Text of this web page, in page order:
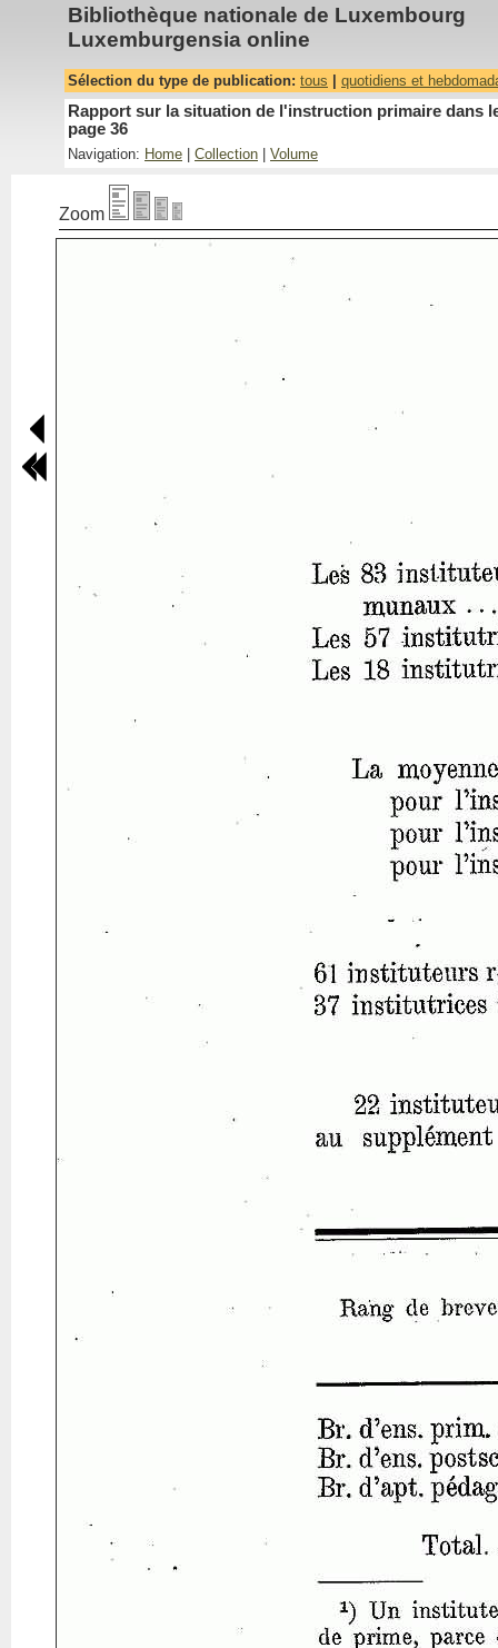
Bibliothèque nationale de Luxembourg
Luxemburgensia online
Sélection du type de publication: tous quotidiens et
Rapport sur la situation de l'instruction primaire dans
page 36
Navigation: Home Collection Volume
Zoom